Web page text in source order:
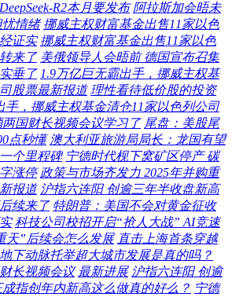
R2本月要发布 阿拉斯加会晤未
忧情绪 挪威主权财富基金出售11家以色
证实 挪威主权财富基金出售11家以色
来了 美俄领导人会晤前 德国宣布召集
垂了 1.9万亿巨无霸出手，挪威主权基
股票最新报道 理性看待低价股的投资
手，挪威主权基金清仓11家以色列公司
国财长视频会议学习了 尾盘：美股尾
点秒懂 澳大利亚旅游局局长：龙国有望
个里程碑 宁德时代枧下窝矿区停产 碳
涨停 政策与市场齐发力 2025年并购重
报道 沪指六连阳 创逾三年半收盘新高
续来了 特朗普：美国不会对黄金征收
科技公司校招开启“抢人大战” AI竞速
天”后续会怎么发展 直击上海首条穿越
下动脉托举超大城市发展是真的吗？
长视频会议 最新进展 沪指六连阳 创逾
指创年内新高这么做真的好么？ 宁德